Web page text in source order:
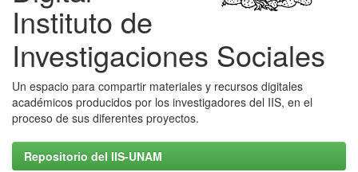
Instituto de
Investigaciones Sociales
Un espacio para compartir materiales y recursos digitales
académicos producidos por los investigadores del IIS, en el
proceso de sus diferentes proyectos.
Repositorio del IIS-UNAM